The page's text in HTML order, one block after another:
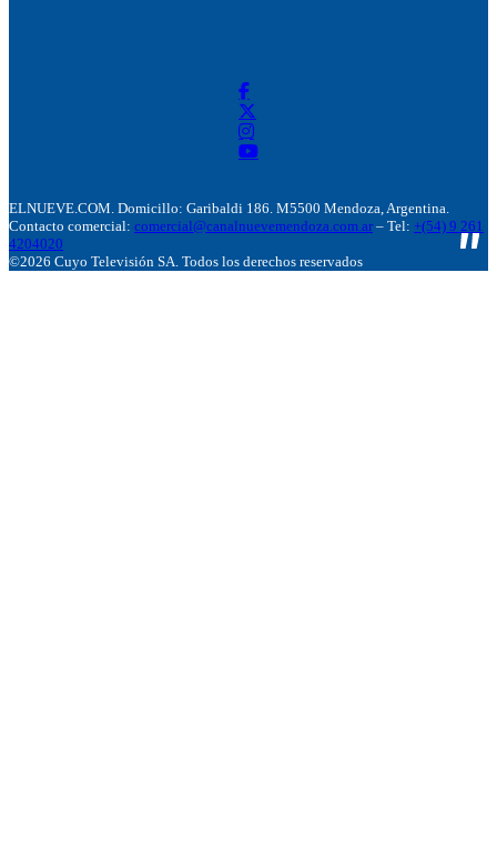
ELNUEVE.COM. Domicillo: Garibaldi 186. M5500 Mendoza, Argentina.
Contacto comercial: comercial@canalnuevemendoza.com.ar – Tel: +(54) 9 261
4204020
©2026 Cuyo Televisión SA. Todos los derechos reservados